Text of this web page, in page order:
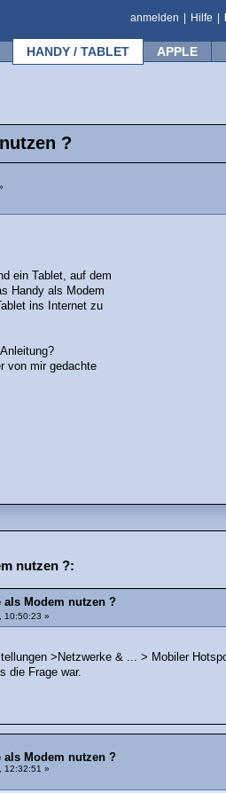
anmelden Hilfe
HANDY / TABLET APPLE
?
ein Tablet, auf dem
Handy als Modem
ins Internet zu
von mir gedachte
nutzen ?:
als Modem nutzen ?
10:50:23 »
>Netzwerke & ... > Mobiler
die Frage war.
als Modem nutzen ?
12:32:51 »